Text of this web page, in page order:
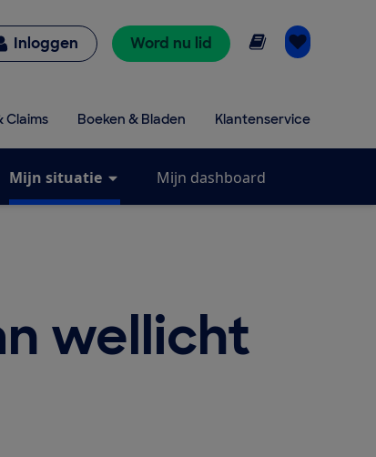
Inloggen Word nu lid Online lezen
Claims Boeken & Bladen Klantenservice
Mijn situatie Mijn dashboard
wellicht